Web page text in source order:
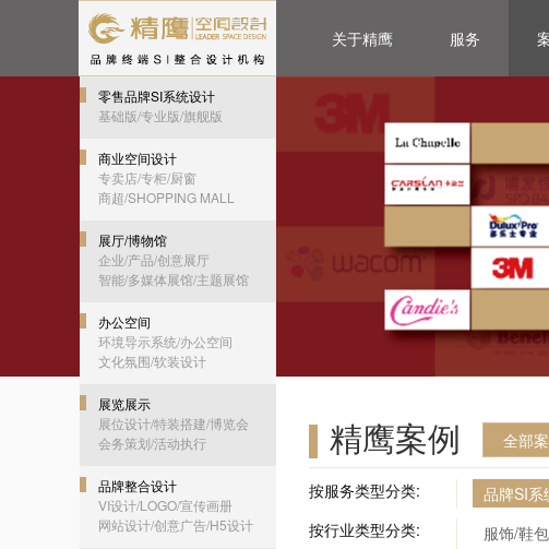
关于精鹰 服务
零售品牌SI系统设计
基础版/专业版/旗舰版
商业空间设计
专卖店/专柜/厨窗
商超/SHOPPING MALL
展厅/博物馆
企业/产品/创意展厅
智能/多媒体展馆/主题展馆
办公空间
环境导示系统/办公空间
文化氛围/软装设计
展览展示
展位设计/特装搭建/博览会
会务策划/活动执行
品牌整合设计
VI设计/LOGO/宣传画册
网站设计/创意广告/H5设计
精鹰案例 全部
按服务类型分类: 品牌SI系
按行业类型分类:
服饰/鞋包